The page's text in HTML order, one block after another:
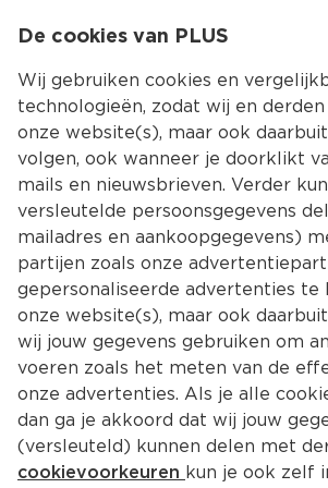
Terug
De cookies van PLUS
Wij gebruiken cookies en
technologieën, zodat wij en
onze website(s), maar ook
volgen, ook wanneer je doorklikt
mails en nieuwsbrieven. Verder
versleutelde persoonsgegevens
mailadres en aankoopgegevens)
partijen zoals onze
gepersonaliseerde advertenties te
onze website(s), maar ook
wij jouw gegevens gebruiken om
voeren zoals het meten van de
onze advertenties. Als je alle
dan ga je akkoord dat wij jouw
(versleuteld) kunnen delen met
cookievoorkeuren kun je ook zelf